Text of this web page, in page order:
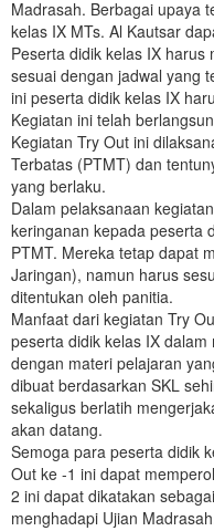
Madrasah. Berbagai upaya
kelas IX MTs. Al Kautsar
Peserta didik kelas IX
sesuai dengan jadwal yang
ini peserta didik kelas IX
Kegiatan ini telah
Kegiatan Try Out ini
Terbatas (PTMT) dan
yang berlaku.
Dalam pelaksanaan
keringanan kepada peserta
PTMT. Mereka tetap dapat
Jaringan), namun harus
ditentukan oleh panitia.
Manfaat dari kegiatan Try
peserta didik kelas IX
dengan materi pelajaran
dibuat berdasarkan SKL
sekaligus berlatih
akan datang.
Semoga para peserta didik
Out ke -1 ini dapat
2 ini dapat dikatakan
menghadapi Ujian